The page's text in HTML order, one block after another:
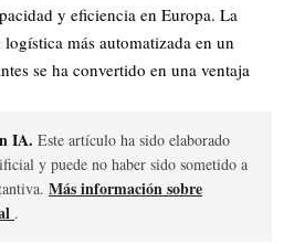
y eficiencia en Europa. La
más automatizada en un
se ha convertido en una ventaja
IA. Este artículo ha sido elaborado
y puede no haber sido sometido a
Más información sobre
.